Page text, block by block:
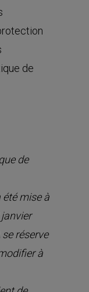
de
de
été mise à
se réserve
à